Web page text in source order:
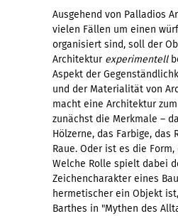
Ausgehend von Palladios
vielen Fällen um einen
organisiert sind, soll der
Architektur experimentell
Aspekt der
und der Materialität von
macht eine Architektur
zunächst die Merkmale –
Hölzerne, das Farbige, das
Raue. Oder ist es die
Welche Rolle spielt dabei
Zeichencharakter eines
hermetischer ein Objekt
Barthes in "Mythen des